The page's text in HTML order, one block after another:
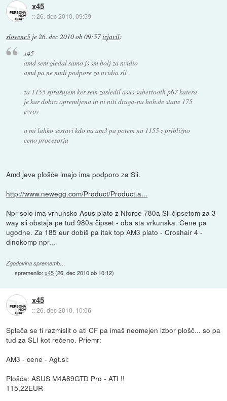
x45
::26. dec 2010, 09:59
slovenc5 je26. dec 2010 ob 09:57izjavil:
x45
amd sem gledal samo js sm bolj za nvidio
amd pa ne nudi podpore za nvidia sli
za 1155 sprašujem ker sem zasledil asus sabertooth p67 katera
je kar dobro opremljena in ni niti draga-na hoh.de stane 175
evrov
a mi lahko sestavi kdo na am3 pa potem na 1155 z približno
ceno procesorja
Amd jeve plošče imajo ima podporo za Sli.
http://www.newegg.com/Product/Product.a...
Npr solo ima vrhunsko Asus plato z Nforce 780a Sli čipsetom za 3
way sli obstaja pe tud 980a čipset - oba sta vrkunska. Cene pa
ugodne. Za 185 eur dobiš pa itak top AM3 plato - Croshair 4 -
dinokomp npr...
Zgodovina sprememb…
spremenilo:x45(26. dec 2010 ob 10:12)
x45
::26. dec 2010, 10:06
Splača se ti razmislit o ati CF pa imaš neomejen izbor plošč... so pa
tud za SLI kot rečeno. Priemr:
AM3 - cene - Agt.si:
Plošča: ASUS M4A89GTD Pro - ATI !!
115,22EUR